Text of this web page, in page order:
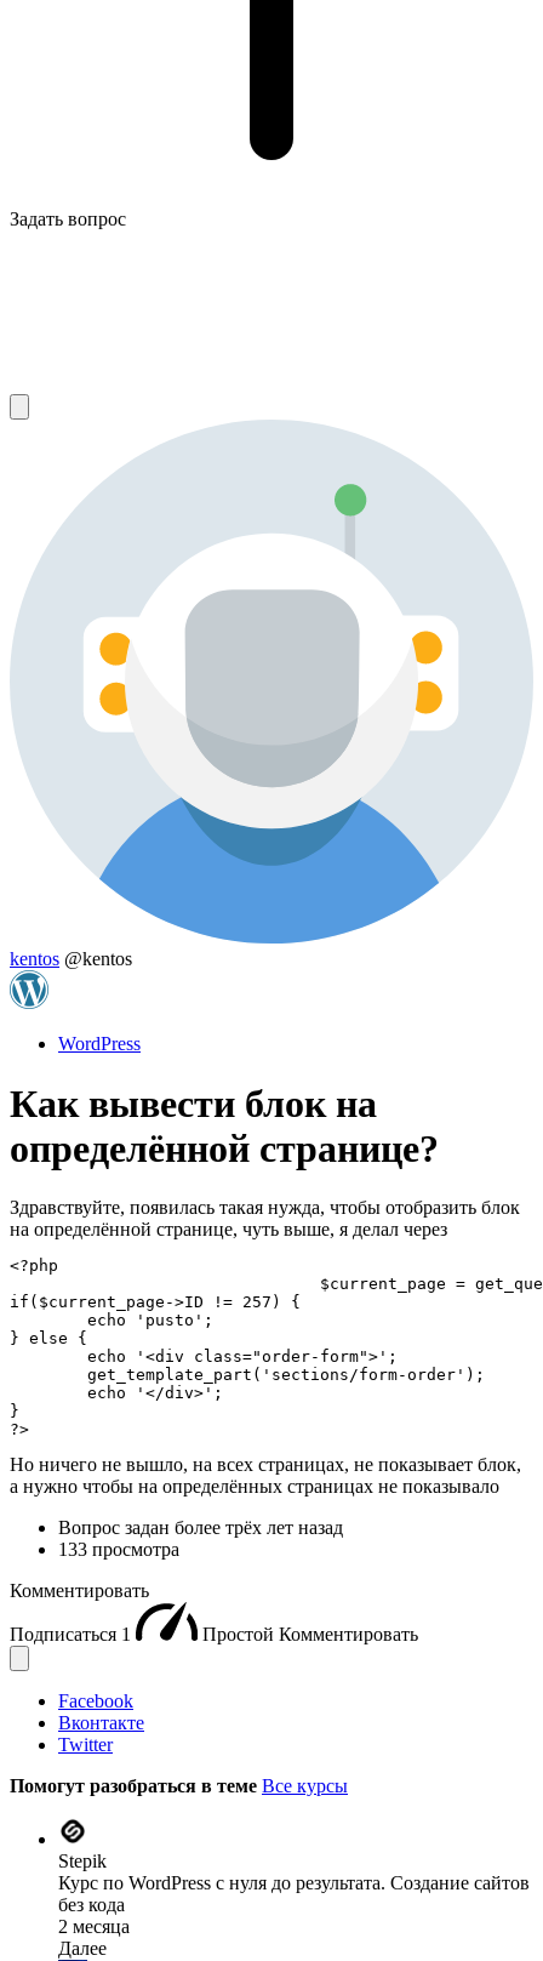
Задать вопрос
kentos @kentos
WordPress
Как вывести блок на
определённой странице?
Здравствуйте, появилась такая нужда, чтобы отобразить блок
на определённой странице, чуть выше, я делал через
<?php
if($current_page->ID != 257) {
} else {
}
?>
Но ничего не вышло, на всех страницах, не показывает блок,
а нужно чтобы на определённых страницах не показывало
Вопрос задан более трёх лет назад
133 просмотра
Комментировать
Подписаться 1 Простой Комментировать
Facebook
Вконтакте
Twitter
Помогут разобраться в теме Все курсы
Stepik
Курс по WordPress с нуля до результата. Создание сайтов
без кода
2 месяца
Далее